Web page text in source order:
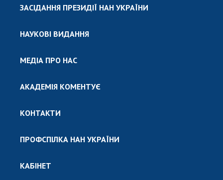
ЗАСІДАННЯ ПРЕЗИДІЇ НАН УКРАЇНИ
НАУКОВІ ВИДАННЯ
МЕДІА ПРО НАС
АКАДЕМІЯ КОМЕНТУЄ
КОНТАКТИ
ПРОФСПІЛКА НАН УКРАЇНИ
КАБІНЕТ